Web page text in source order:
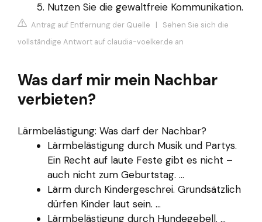
Nutzen Sie die gewaltfreie Kommunikation.
Antrag auf Entfernung der Quelle | Sehen Sie sich die
vollständige Antwort auf claudia-voelker.de an
Was darf mir mein Nachbar
verbieten?
Lärmbelästigung: Was darf der Nachbar?
Lärmbelästigung durch Musik und Partys.
Ein Recht auf laute Feste gibt es nicht –
auch nicht zum Geburtstag. ...
Lärm durch Kindergeschrei. Grundsätzlich
dürfen Kinder laut sein. ...
Lärmbelästigung durch Hundegebell. ...